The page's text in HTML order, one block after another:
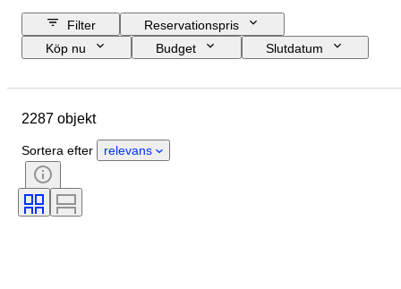
Filter
Reservationspris
Köp nu
Budget
Slutdatum
Kön
Färg
Produktstorlek
Storlek på skjortkrage
Skostorlek
2287 objekt
Sortera efter relevans